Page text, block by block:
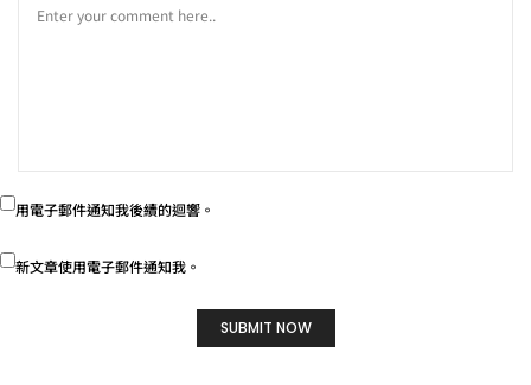
用電子郵件通知我後續的迴響。
新文章使用電子郵件通知我。